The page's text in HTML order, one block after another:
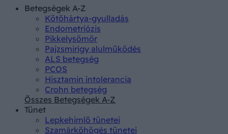
Betegségek A-Z
Kötőhártya-gyulladás
Endometriózis
Pikkelysömör
Pajzsmirigy alulműködés
ALS betegség
PCOS
Hisztamin intolerancia
Crohn betegség
Összes Betegségek A-Z
Tünet
Lepkehimlő tünetei
Szamárköhögés tünetei